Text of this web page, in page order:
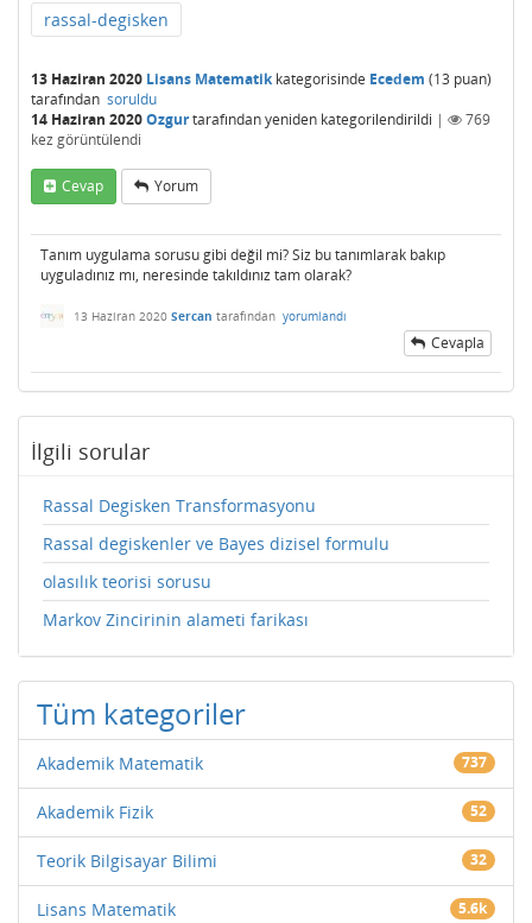
rassal-degisken
13 Haziran 2020 Lisans Matematikkategorisinde Ecedem (13 puan)
tarafından soruldu
14 Haziran 2020Ozgurtarafındanyeniden kategorilendirildi |
769
kez görüntülendi
Cevap Yorum
Tanım uygulama sorusu gibi değil mi? Siz bu tanımlarak bakıp
uyguladınız mı, neresinde takıldınız tam olarak?
13 Haziran 2020 Sercan tarafından yorumlandı
Cevapla
İlgili sorular
Rassal Degisken Transformasyonu
Rassal degiskenler ve Bayes dizisel formulu
olasılık teorisi sorusu
Markov Zincirinin alameti farikası
Tüm kategoriler
Akademik Matematik 737
Akademik Fizik 52
Teorik Bilgisayar Bilimi 32
Lisans Matematik 5.6k